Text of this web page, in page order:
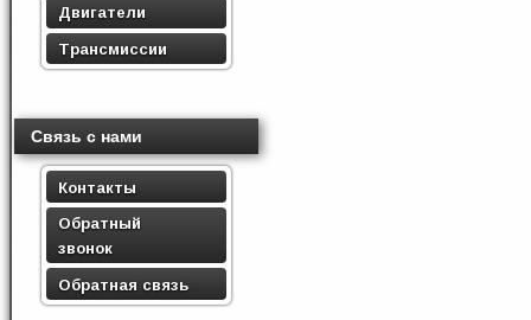
Двигатели
Трансмиссии
Связь с нами
Контакты
Обратный
звонок
Обратная связь